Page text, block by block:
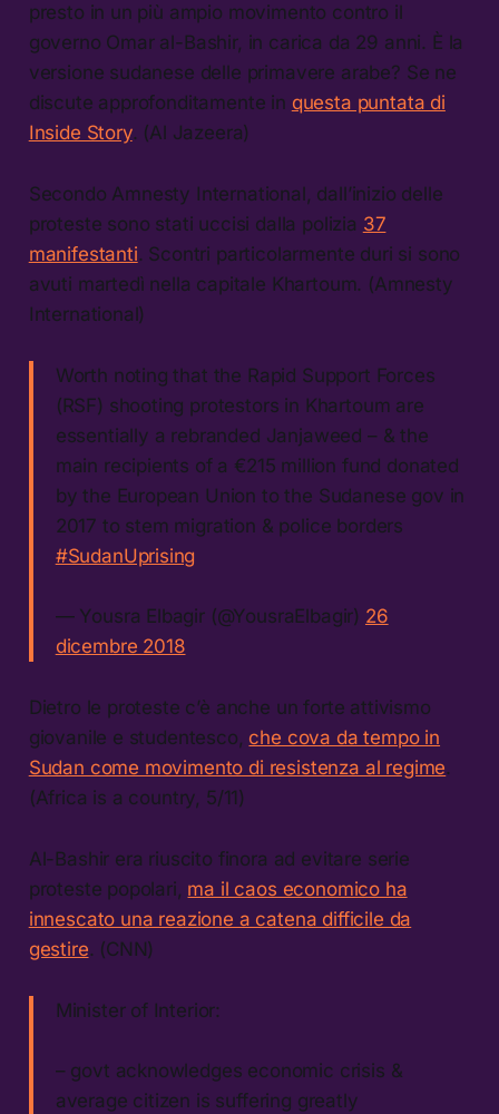
presto in un più ampio movimento contro il
governo Omar al-Bashir, in carica da 29 anni. È la
versione sudanese delle primavere arabe? Se ne
discute approfonditamente in questa puntata di
Inside Story. (Al Jazeera)
Secondo Amnesty International, dall’inizio delle
proteste sono stati uccisi dalla polizia 37
manifestanti. Scontri particolarmente duri si sono
avuti martedì nella capitale Khartoum. (Amnesty
International)
Worth noting that the Rapid Support Forces
(RSF) shooting protestors in Khartoum are
essentially a rebranded Janjaweed – & the
main recipients of a €215 million fund donated
by the European Union to the Sudanese gov in
2017 to stem migration & police borders
#SudanUprising
— Yousra Elbagir (@YousraElbagir) 26
dicembre 2018
Dietro le proteste c’è anche un forte attivismo
giovanile e studentesco, che cova da tempo in
Sudan come movimento di resistenza al regime.
(Africa is a country, 5/11)
Al-Bashir era riuscito finora ad evitare serie
proteste popolari, ma il caos economico ha
innescato una reazione a catena difficile da
gestire. (CNN)
Minister of Interior:
– govt acknowledges economic crisis &
average citizen is suffering greatly